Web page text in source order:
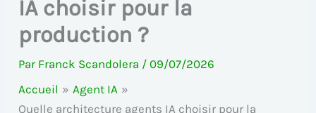
IA choisir pour la
production ?
Par Franck Scandolera /09/07/2026
Accueil
Agent IA
Quelle architecture agents IA choisir pour la